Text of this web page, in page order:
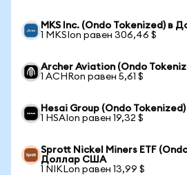
MKS Inc. (Ondo Tokenized) в
1 MKSIon равен 306,46 $
Archer Aviation (Ondo
1 ACHRon равен 5,61 $
Hesai Group (Ondo
1 HSAIon равен 19,32 $
Sprott Nickel Miners ETF
Доллар США
1 NIKLon равен 13,99 $